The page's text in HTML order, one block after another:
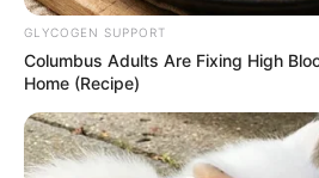
GLYCOGEN SUPPORT
Columbus Adults Are Fixing High
Home (Recipe)